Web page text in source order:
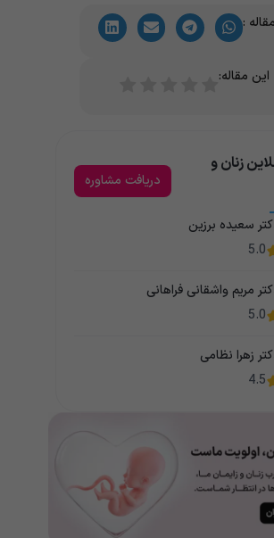
:
این مقاله:
زنان و
دریافت مشاوره
سعیده برزین
5.0
مریم واشقانی فراهانی
5.0
زهرا نظامی
4.5